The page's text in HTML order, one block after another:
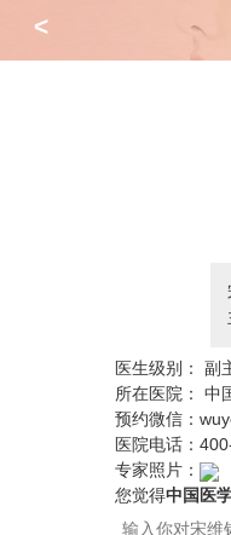
<
医生级别：
副
所在医院：
中
预约微信：
医院电话：
专家照片：
您觉得中国医